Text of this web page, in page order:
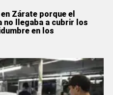
Zárate porque el
no llegaba a cubrir los
en los